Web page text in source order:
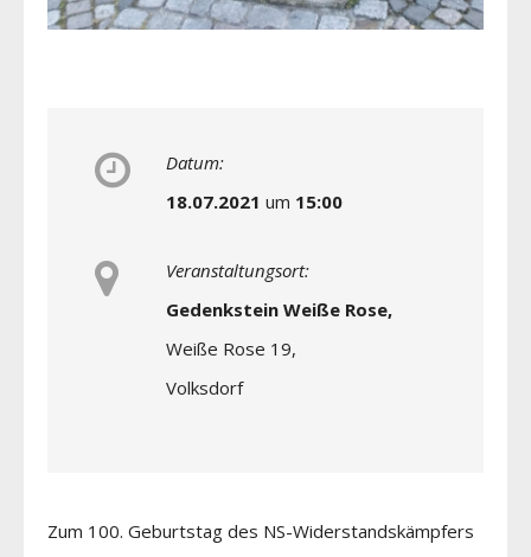
Datum:
18.07.2021 um 15:00
Veranstaltungsort:
Gedenkstein Weiße Rose,
Weiße Rose 19,
Volksdorf
Zum 100. Geburtstag des NS-Widerstandskämpfers